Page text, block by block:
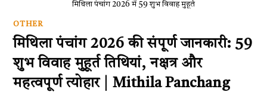
मिथिला पंचांग 2026 में 59 शुभ विवाह मुहूर्त
OTHER
मिथिला पंचांग 2026 की संपूर्ण जानकारी: 59
शुभ विवाह मुहूर्त तिथियां, नक्षत्र और
महत्वपूर्ण त्योहार | Mithila Panchang